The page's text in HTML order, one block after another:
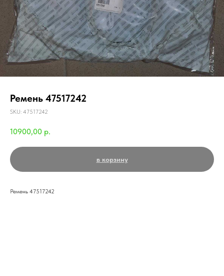
Ремень 47517242
SKU: 47517242
10900,00 р.
в корзину
Ремень 47517242